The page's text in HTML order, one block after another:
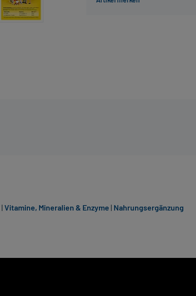
| Vitamine, Mineralien & Enzyme | Nahrungsergänzung